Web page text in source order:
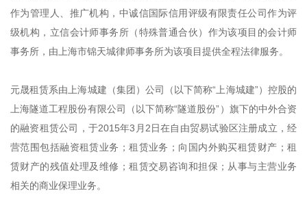
作为管理人、推广机构，中诚信国际信用评级有限责任公司作为评
级机构，立信会计师事务所（特殊普通合伙）作为该项目的会计师
事务所，由上海市锦天城律师事务所为该项目提供全程法律服务。
元晟租赁系由上海城建（集团）公司（以下简称“上海城建”）控股的
上海隧道工程股份有限公司（以下简称“隧道股份”）旗下的中外合资
的融资租赁公司，于2015年3月2日在自由贸易试验区注册成立，经
营范围包括融资租赁业务；租赁业务；向国内外购买租赁财产；租
赁财产的残值处理及维修；租赁交易咨询和担保；从事与主营业务
相关的商业保理业务。